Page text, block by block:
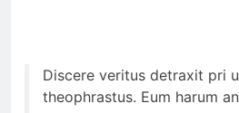
Discere veritus detraxit pri
theophrastus. Eum harum